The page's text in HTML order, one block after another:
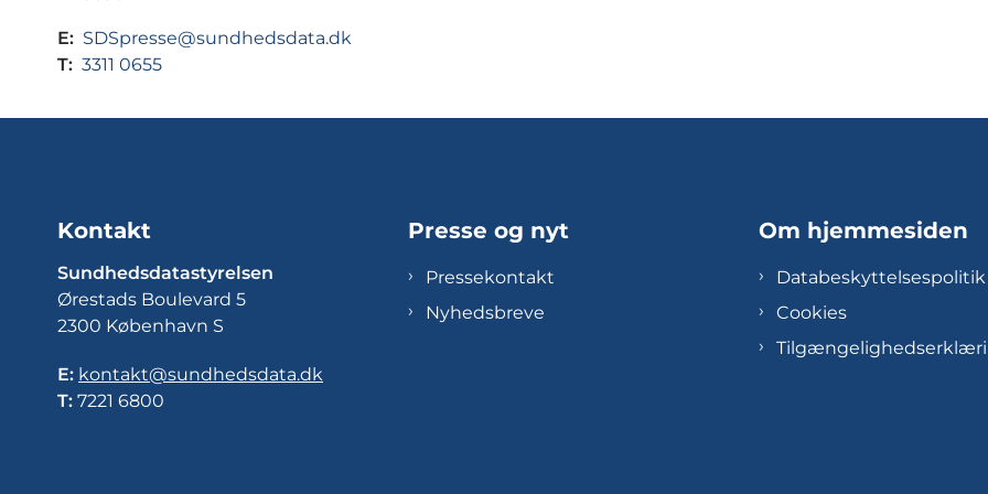
E: SDSpresse@sundhedsdata.dk
T: 3311 0655
Kontakt
Sundhedsdatastyrelsen
Ørestads Boulevard 5
2300 København S
E: kontakt@sundhedsdata.dk
T: 7221 6800
Presse og nyt
Pressekontakt
Nyhedsbreve
Om hjemmesiden
Databeskyttelsespolitik
Cookies